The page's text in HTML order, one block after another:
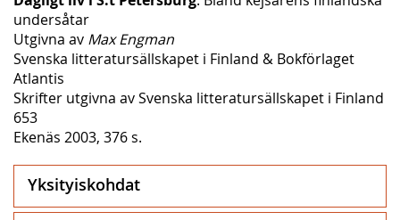
undersåtar
Utgivna av Max Engman
Svenska litteratursällskapet i Finland & Bokförlaget
Atlantis
Skrifter utgivna av Svenska litteratursällskapet i Finland
653
Ekenäs 2003, 376 s.
Yksityiskohdat